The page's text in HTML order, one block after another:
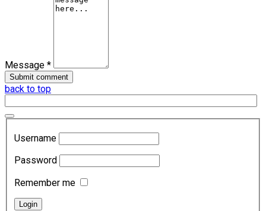
Message *
back to top
Username
Password
Remember me